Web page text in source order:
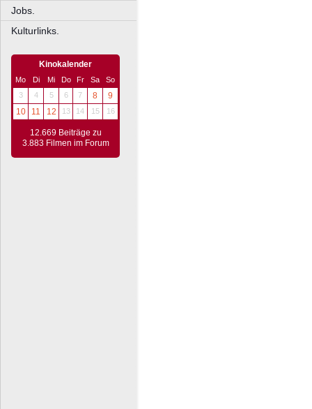
Jobs.
Kulturlinks.
Kinokalender
Mo Di Mi Do Fr Sa
So
3
4 5 6 7 8
9
10
11 12 13 14 15 16
12.669 Beiträge zu
3.883 Filmen im Forum